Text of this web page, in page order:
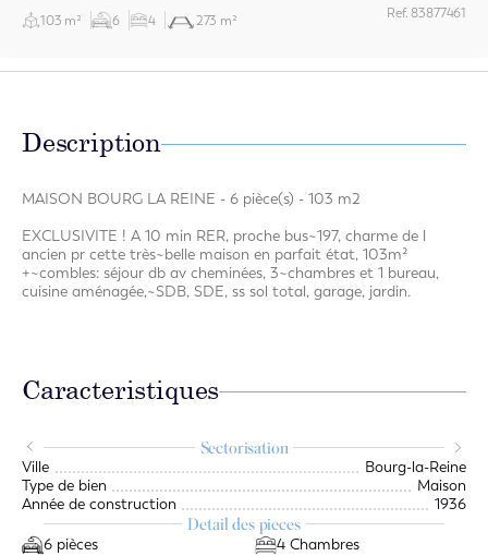
103 m² 6 4 273 m² Ref. 83877461
Description
MAISON BOURG LA REINE - 6 pièce(s) - 103 m2
EXCLUSIVITE ! A 10 min RER, proche bus~197, charme de l
ancien pr cette très~belle maison en parfait état, 103m²
+~combles: séjour db av cheminées, 3~chambres et 1 bureau,
cuisine aménagée,~SDB, SDE, ss sol total, garage, jardin.
Caracteristiques
Sectorisation
Ville
Bourg-la-Reine
Type de bien
Maison
Année de construction
1936
Detail des pieces
6 pièces 4 Chambres